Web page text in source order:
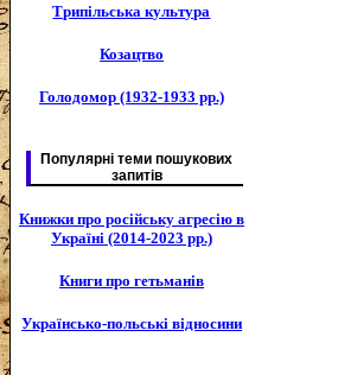
Трипільська культура
Козацтво
Голодомор (1932-1933 рр.)
Популярні теми пошукових
запитів
Книжки про російську агресію в
Україні (2014-2023 рр.)
Книги про гетьманів
Українсько-польські відносини